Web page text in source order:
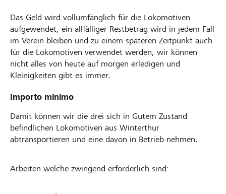
Das Geld wird vollumfänglich für die Lokomotiven
aufgewendet, ein allfälliger Restbetrag wird in jedem Fall
im Verein bleiben und zu einem späteren Zeitpunkt auch
für die Lokomotiven verwendet werden, wir können
nicht alles von heute auf morgen erledigen und
Kleinigkeiten gibt es immer.
Importo minimo
Damit können wir die drei sich in Gutem Zustand
befindlichen Lokomotiven aus Winterthur
abtransportieren und eine davon in Betrieb nehmen.
Arbeiten welche zwingend erforderlich sind: